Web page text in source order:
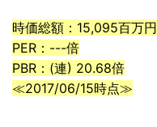
時価総額：15,095百万円
PER：---倍
PBR：(連) 20.68倍
≪2017/06/15時点≫